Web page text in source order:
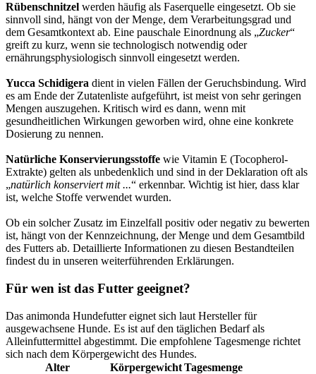
Rübenschnitzel werden häufig als Faserquelle eingesetzt. Ob sie
sinnvoll sind, hängt von der Menge, dem Verarbeitungsgrad und
dem Gesamtkontext ab. Eine pauschale Einordnung als „Zucker“
greift zu kurz, wenn sie technologisch notwendig oder
ernährungsphysiologisch sinnvoll eingesetzt werden.
Yucca Schidigera dient in vielen Fällen der Geruchsbindung. Wird
es am Ende der Zutatenliste aufgeführt, ist meist von sehr geringen
Mengen auszugehen. Kritisch wird es dann, wenn mit
gesundheitlichen Wirkungen geworben wird, ohne eine konkrete
Dosierung zu nennen.
Natürliche Konservierungsstoffe wie Vitamin E (Tocopherol-
Extrakte) gelten als unbedenklich und sind in der Deklaration oft als
„natürlich konserviert mit ...“ erkennbar. Wichtig ist hier, dass klar
ist, welche Stoffe verwendet wurden.
Ob ein solcher Zusatz im Einzelfall positiv oder negativ zu bewerten
ist, hängt von der Kennzeichnung, der Menge und dem Gesamtbild
des Futters ab. Detaillierte Informationen zu diesen Bestandteilen
findest du in unseren weiterführenden Erklärungen.
Für wen ist das Futter geeignet?
Das animonda Hundefutter eignet sich laut Hersteller für
ausgewachsene Hunde. Es ist auf den täglichen Bedarf als
Alleinfuttermittel abgestimmt. Die empfohlene Tagesmenge richtet
sich nach dem Körpergewicht des Hundes.
Alter
KörpergewichtTagesmenge